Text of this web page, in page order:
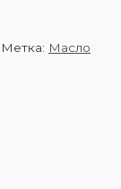
Метка: Масло